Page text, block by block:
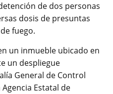
de dos personas
dosis de presuntas
fuego.
un inmueble ubicado en
un despliegue
General de Control
Estatal de